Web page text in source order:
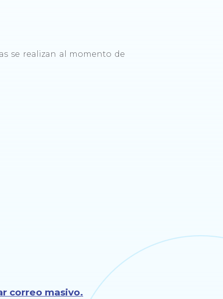
se realizan al momento de
correo masivo.